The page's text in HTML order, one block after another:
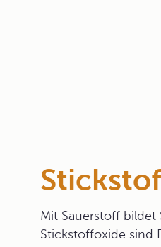
Mit Sauerstoff
Stickstoffoxide sind